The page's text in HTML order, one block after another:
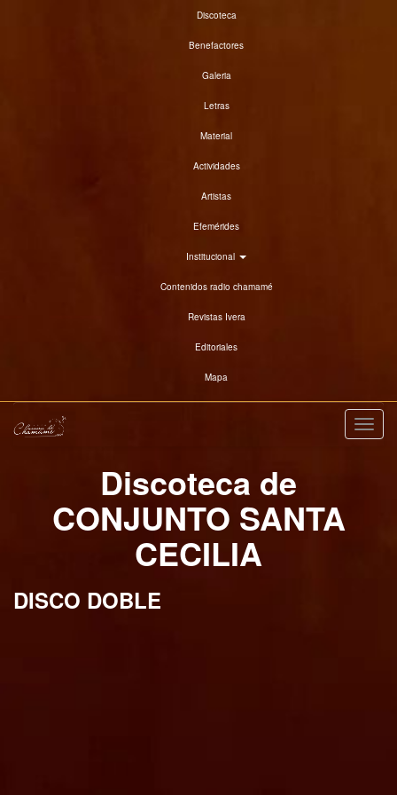
Discoteca
Benefactores
Galeria
Letras
Material
Actividades
Artistas
Efemérides
Institucional
Contenidos radio chamamé
Revistas Ivera
Editoriales
Mapa
Discoteca de
CONJUNTO SANTA
CECILIA
DISCO DOBLE